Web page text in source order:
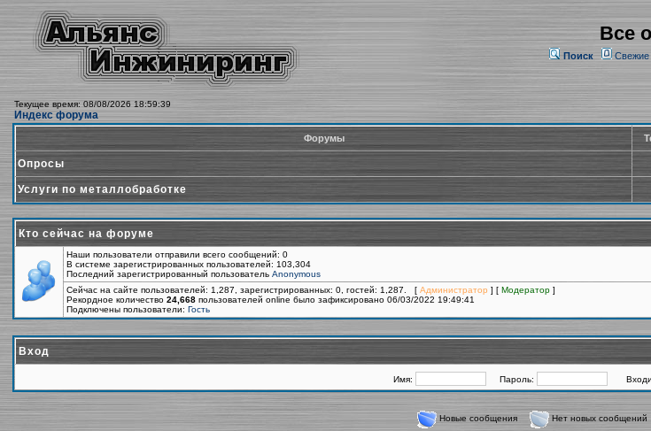
Все
Поиск
Текущее время: 08/08/2026 18:59:39
Индекс форума
Форумы
Опросы
Услуги по металлобработке
Кто сейчас на форуме
Наши пользователи отправили всего сообщений: 0
В системе зарегистрированных пользователей: 103,304
Последний зарегистрированный пользователь Anonymous
Сейчас на сайте пользователей: 1,287, зарегистрированных: 0, гостей: 1,287. [ Администратор ] [ Модератор ]
Рекордное количество 24,668 пользователей online было зафиксировано 06/03/2022 19:49:41
Подключены пользователи: Гость
Вход
Имя: Пароль:
Новые сообщения Нет новых сообщений